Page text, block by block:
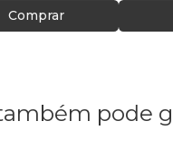
Comprar
pode